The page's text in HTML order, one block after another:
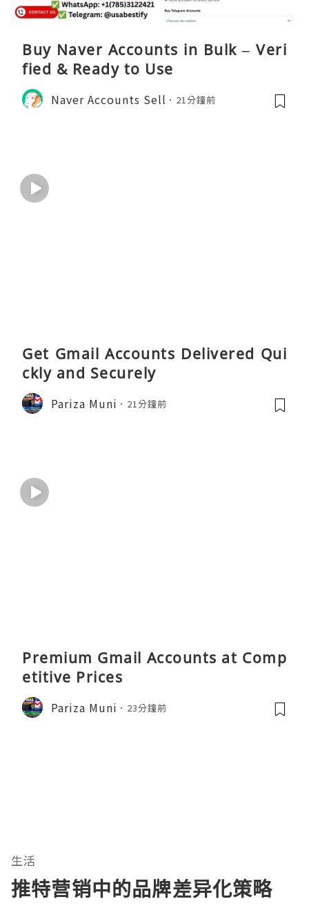
Buy Naver Accounts in Bulk – Veri
fied & Ready to Use
Naver Accounts Sell 21分鐘前
Get Gmail Accounts Delivered Qui
ckly and Securely
Pariza Muni 21分鐘前
Premium Gmail Accounts at Comp
etitive Prices
Pariza Muni 23分鐘前
生活
推特营销中的品牌差异化策略